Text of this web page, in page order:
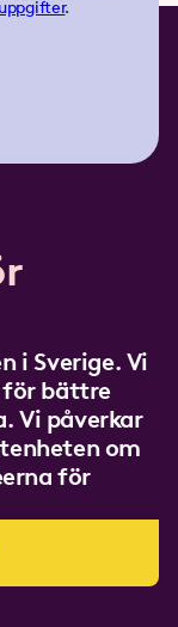
.
i Sverige. Vi
för bättre
Vi påverkar
om
för